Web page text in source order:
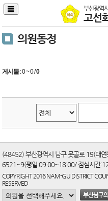
본문바로가기
부산광역
고선
의원동정
게시물:0 ~ 0/0
(48452) 부산광역시 남구 못골로 19(대
6521~9(평일 09:00~18:00/ 점심시간
COPYRIGHT 2016 NAM-GU DISTRICT
RESERVED
부산남구